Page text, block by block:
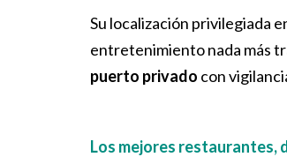
Su localización privilegiada
entretenimiento nada más
puerto privado con
Los mejores restaurantes,